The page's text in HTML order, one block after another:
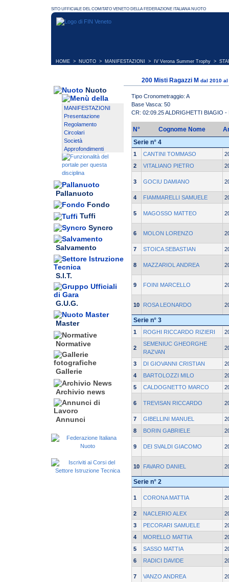
HOME > NUOTO > MANIFESTAZIONI > IV Verona Summer Trophy >
Nuoto
MANIFESTAZIONI
Presentazione
Regolamento
Circolari
Società
Approfondimenti
Pallanuoto
Fondo
Tuffi
Syncro
Salvamento
S.I.T.
G.U.G.
Master
Normative
Gallerie
Archivio news
Annunci
200 Misti Ragazzi M dal 2010 al
Tipo Cronometraggio: A
Base Vasca: 50
CR: 02:09.25 ALDRIGHETTI BIAGIO
N° Cognome Nome
Serie n° 4
1 CANTINI TOMMASO
2
VITALIANO PIETRO
3 GOCIU DAMIANO
4 FIAMMARELLI SAMUELE
5 MAGOSSO MATTEO
6 MOLON LORENZO
7 STOICA SEBASTIAN
8 MAZZARIOL ANDREA
9 FOINI MARCELLO
10 ROSA LEONARDO
Serie n° 3
1 ROGHI RICCARDO RIZIERI
2
SEMENIUC GHEORGHE
RAZVAN
3 DI GIOVANNI CRISTIAN
4
BARTOLOZZI MILO
5
CALDOGNETTO MARCO
6 TREVISAN RICCARDO
7 GIBELLINI MANUEL
8
BORIN GABRIELE
9 DEI SVALDI GIACOMO
10 FAVARO DANIEL
Serie n° 2
1 CORONA MATTIA
2 NACLERIO ALEX
3
PECORARI SAMUELE
4
MORELLO MATTIA
5
SASSO MATTIA
6
RADICI DAVIDE
7 VANZO ANDREA